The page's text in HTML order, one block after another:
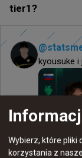
tier1?
@
kyousuke i
Wybierz, które pliki
korzystania z